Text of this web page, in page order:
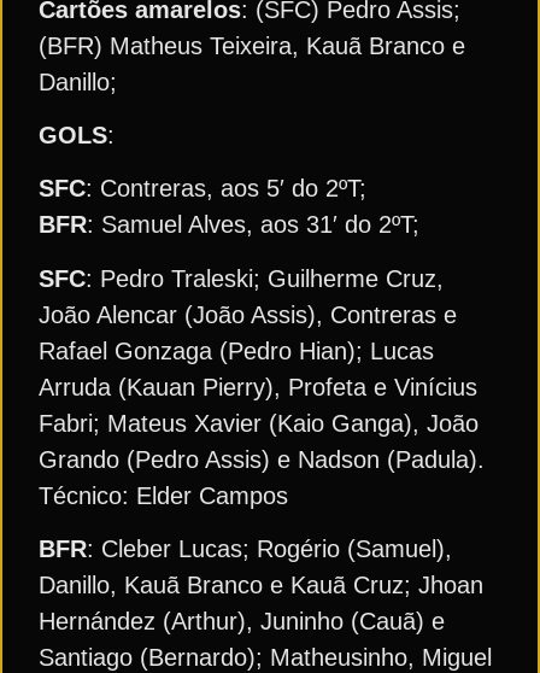
Cartões amarelos: (SFC) Pedro Assis;
(BFR) Matheus Teixeira, Kauã Branco e
Danillo;
GOLS:
SFC: Contreras, aos 5′ do 2ºT;
BFR: Samuel Alves, aos 31′ do 2ºT;
SFC: Pedro Traleski; Guilherme Cruz,
João Alencar (João Assis), Contreras e
Rafael Gonzaga (Pedro Hian); Lucas
Arruda (Kauan Pierry), Profeta e Vinícius
Fabri; Mateus Xavier (Kaio Ganga), João
Grando (Pedro Assis) e Nadson (Padula).
Técnico: Elder Campos
BFR: Cleber Lucas; Rogério (Samuel),
Danillo, Kauã Branco e Kauã Cruz; Jhoan
Hernández (Arthur), Juninho (Cauã) e
Santiago (Bernardo); Matheusinho, Miguel